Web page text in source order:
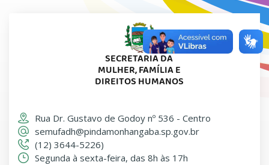
SECRETARIA DA
MULHER, FAMÍLIA E
DIREITOS HUMANOS
Rua Dr. Gustavo de Godoy nº 536 - Centro
semufadh@pindamonhangaba.sp.gov.br
(12) 3644-5226)
Segunda à sexta-feira, das 8h às 17h